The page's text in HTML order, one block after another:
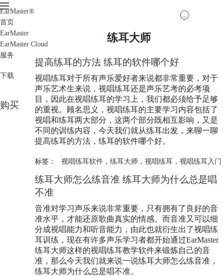
EarMaster®
首页
EarMaster
EarMaster Cloud
服务
下载
购买
练耳大师
提高练耳的方法 练耳的软件哪个好
视唱练耳对于所有声乐爱好者来说都非常重要，对于
声乐艺术生来说，视唱练耳还是声乐艺考的必考项
目，因此在视唱练耳的学习上，我们都必须给予足够
的重视。顾名思义，视唱练耳的主要学习内容包括了
视唱和练耳两大部分，这两个部分既相互影响，又是
不同的训练内容，今天我们就从练耳出发，来聊一聊
提高练耳的方法，练耳的软件哪个好。
标签： 视唱练耳软件， 练耳大师， 视唱练耳， 视唱练耳入门
练耳大师怎么练音准 练耳大师为什么总是唱
不准
音准对学习声乐来说非常重要，只有拥有了良好的音
准水平，才能还原歌曲真实的情感。而音准又可以细
分成视唱能力和听音能力，由此也就衍生出了视唱练
耳训练，现在有许多声乐学习者都开始通过EarMaster
练耳大师这样的视唱练耳教学软件来锻炼自己的音
准，那么今天我们就来说一说练耳大师怎么练音准，
练耳大师为什么总是唱不准。